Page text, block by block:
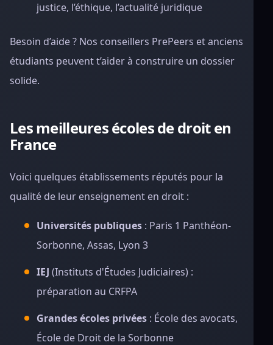
justice, l’éthique, l’actualité juridique
Besoin d’aide ? Nos conseillers PrePeers et anciens
étudiants peuvent t’aider à construire un dossier
solide.
Les meilleures écoles de droit en
France
Voici quelques établissements réputés pour la
qualité de leur enseignement en droit :
Universités publiques : Paris 1 Panthéon-
Sorbonne, Assas, Lyon 3
IEJ (Instituts d'Études Judiciaires) :
préparation au CRFPA
Grandes écoles privées : École des avocats,
École de Droit de la Sorbonne